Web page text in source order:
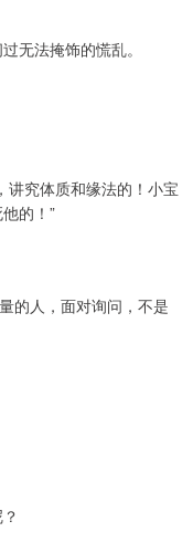
无法掩饰的慌乱。
讲究体质和缘法的！小宝
的！”
的人，面对询问，不是